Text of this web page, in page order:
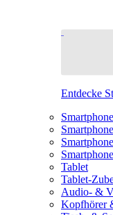
Entdecke
Tablet
Tablet-
Audio- &
Kopfhörer